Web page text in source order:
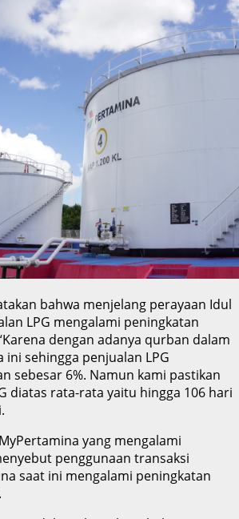
bahwa menjelang perayaan Idul
LPG mengalami peningkatan
dengan adanya qurban dalam
ini sehingga penjualan LPG
sebesar 6%. Namun kami pastikan
diatas rata-rata yaitu hingga 106 hari
yang mengalami
penggunaan transaksi
saat ini mengalami peningkatan